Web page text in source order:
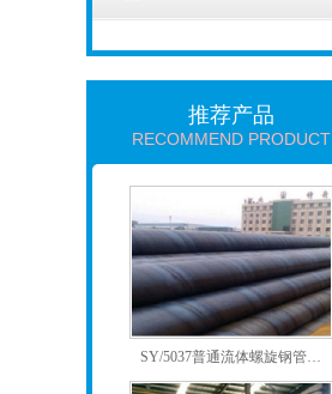
推荐产品
RECOMMEND PRODUCT
SY/5037普通流体螺旋钢管…